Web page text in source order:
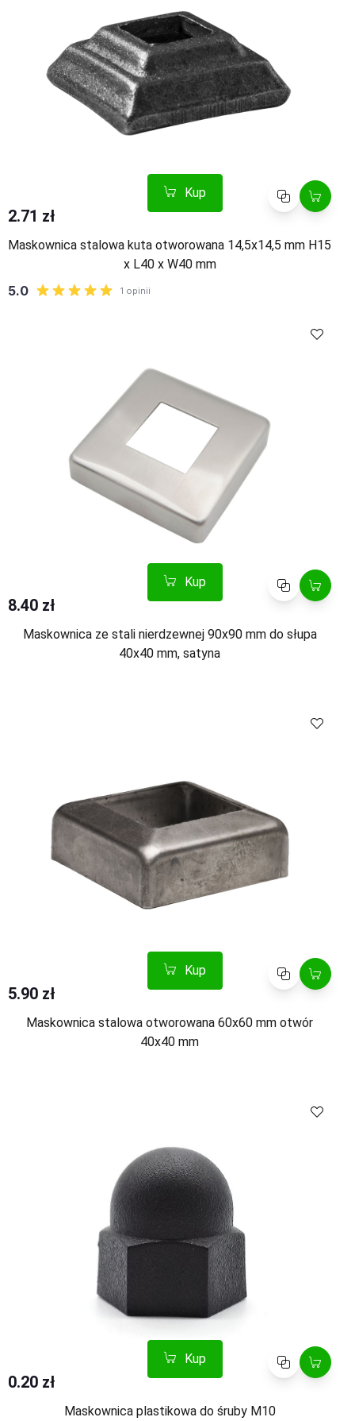
Kup Porównaj
2.71 zł
Maskownica stalowa kuta otworowana 14,5x14,5 mm H15
x L40 x W40 mm
Kup Porównaj
8.40 zł
Maskownica ze stali nierdzewnej 90x90 mm do słupa
40x40 mm, satyna
Kup Porównaj
5.90 zł
Maskownica stalowa otworowana 60x60 mm otwór
40x40 mm
Kup Porównaj
0.20 zł
Maskownica plastikowa do śruby M10